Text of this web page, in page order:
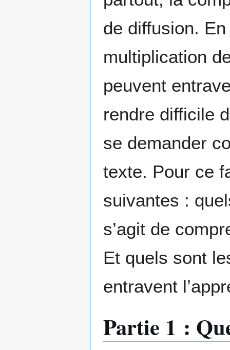
de diffusion. En
multiplication
peuvent
rendre difficile
se demander
texte. Pour ce
suivantes :
s’agit de
Et quels sont
entravent
Partie 1 :